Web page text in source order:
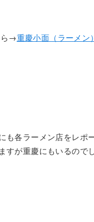
ら→重慶小面（ラーメン
も各ラーメン店をレポ
すが重慶にもいるので